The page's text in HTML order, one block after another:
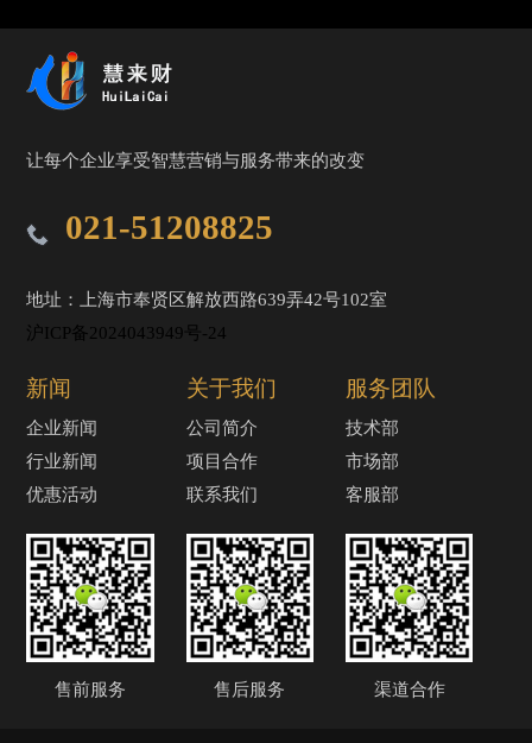
让每个企业享受智慧营销与服务带来的改变
021-51208825
地址：上海市奉贤区解放西路639弄42号102室
沪ICP备2024043949号-24
新闻
企业新闻
行业新闻
优惠活动
售前服务
关于我们
公司简介
项目合作
联系我们
售后服务
服务团队
技术部
市场部
客服部
渠道合作